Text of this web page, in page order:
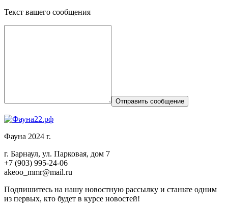
Текст вашего сообщения
Отправить сообщение
Фауна 2024 г.
г. Барнаул, ул. Парковая, дом 7
+7 (903) 995-24-06
akeoo_mmr@mail.ru
Подпишитесь на нашу новостную рассылку и станьте одним
из первых, кто будет в курсе новостей!